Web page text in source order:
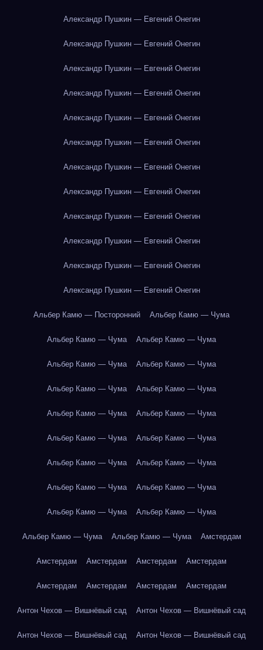
Александр Пушкин — Евгений Онегин
Александр Пушкин — Евгений Онегин
Александр Пушкин — Евгений Онегин
Александр Пушкин — Евгений Онегин
Александр Пушкин — Евгений Онегин
Александр Пушкин — Евгений Онегин
Александр Пушкин — Евгений Онегин
Александр Пушкин — Евгений Онегин
Александр Пушкин — Евгений Онегин
Александр Пушкин — Евгений Онегин
Александр Пушкин — Евгений Онегин
Александр Пушкин — Евгений Онегин
Альбер Камю — Посторонний Альбер Камю — Чума
Альбер Камю — Чума Альбер Камю — Чума
Альбер Камю — Чума Альбер Камю — Чума
Альбер Камю — Чума Альбер Камю — Чума
Альбер Камю — Чума Альбер Камю — Чума
Альбер Камю — Чума Альбер Камю — Чума
Альбер Камю — Чума Альбер Камю — Чума
Альбер Камю — Чума Альбер Камю — Чума
Альбер Камю — Чума Альбер Камю — Чума
Альбер Камю — Чума Альбер Камю — Чума Амстердам
Амстердам Амстердам Амстердам Амстердам
Амстердам Амстердам Амстердам Амстердам
Антон Чехов — Вишнёвый сад Антон Чехов — Вишнёвый сад
Антон Чехов — Вишнёвый сад Антон Чехов — Вишнёвый сад